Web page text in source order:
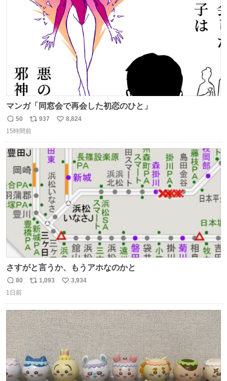
数
マンガ「同窓会で再会した初恋のひと」
返
信
50
リ
ポ
ト
数
937
い
8,824
15時間前
さすがと言うか、もうアホなのかと
返
信
80
リ
ト
数
1,093
い
数
3,934
1日前